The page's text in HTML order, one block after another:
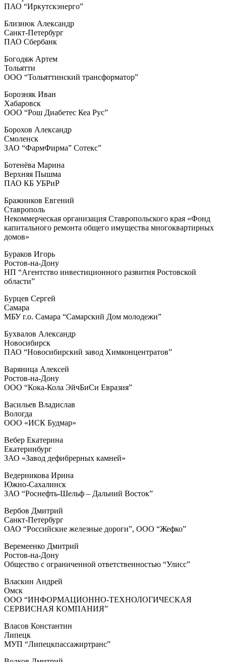
ПАО “Иркутскэнерго”
Близнюк Александр
Санкт-Петербург
ПАО Сбербанк
Богодяж Артем
Тольятти
ООО “Тольяттинский трансформатор”
Борозняк Иван
Хабаровск
ООО “Рош Диабетес Кеа Рус”
Борохов Александр
Смоленск
ЗАО “ФармФирма” Сотекс”
Ботенёва Марина
Верхняя Пышма
ПАО КБ УБРиР
Бражников Евгений
Ставрополь
Некоммерческая организация Ставропольского края «Фонд
капитального ремонта общего имущества многоквартирных
домов»
Бураков Игорь
Ростов-на-Дону
НП “Агентство инвестиционного развития Ростовской
области”
Бурцев Сергей
Самара
МБУ г.о. Самара “Самарский Дом молодежи”
Бухвалов Александр
Новосибирск
ПАО “Новосибирский завод Химконцентратов”
Варяница Алексей
Ростов-на-Дону
ООО “Кока-Кола ЭйчБиСи Евразия”
Васильев Владислав
Вологда
ООО «ИСК Будмар»
Вебер Екатерина
Екатеринбург
ЗАО «Завод дефибрерных камней»
Ведерникова Ирина
Южно-Сахалинск
ЗАО “Роснефть-Шельф – Дальний Восток”
Вербов Дмитрий
Санкт-Петербург
ОАО “Российские железные дороги”, ООО “Жефко”
Веремеенко Дмитрий
Ростов-на-Дону
Общество с ограниченной ответственностью “Улисс”
Власкин Андрей
Омск
ООО “ИНФОРМАЦИОННО-ТЕХНОЛОГИЧЕСКАЯ
СЕРВИСНАЯ КОМПАНИЯ”
Власов Константин
Липецк
МУП “Липецкпассажиртранс”